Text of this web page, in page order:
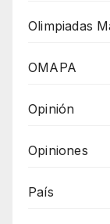
Olimpiadas
OMAPA
Opinión
Opiniones
País